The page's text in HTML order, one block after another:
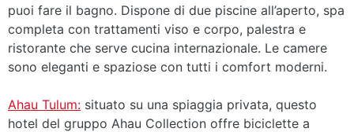
puoi fare il bagno. Dispone di due piscine all’aperto, spa
completa con trattamenti viso e corpo, palestra e
ristorante che serve cucina internazionale. Le camere
sono eleganti e spaziose con tutti i comfort moderni.
Ahau Tulum: situato su una spiaggia privata, questo
hotel del gruppo Ahau Collection offre biciclette a